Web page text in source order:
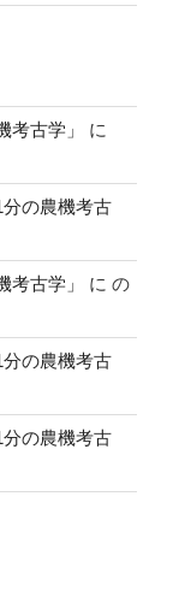
古学」
に
の農機考古
古学」 に の
の農機考古
の農機考古